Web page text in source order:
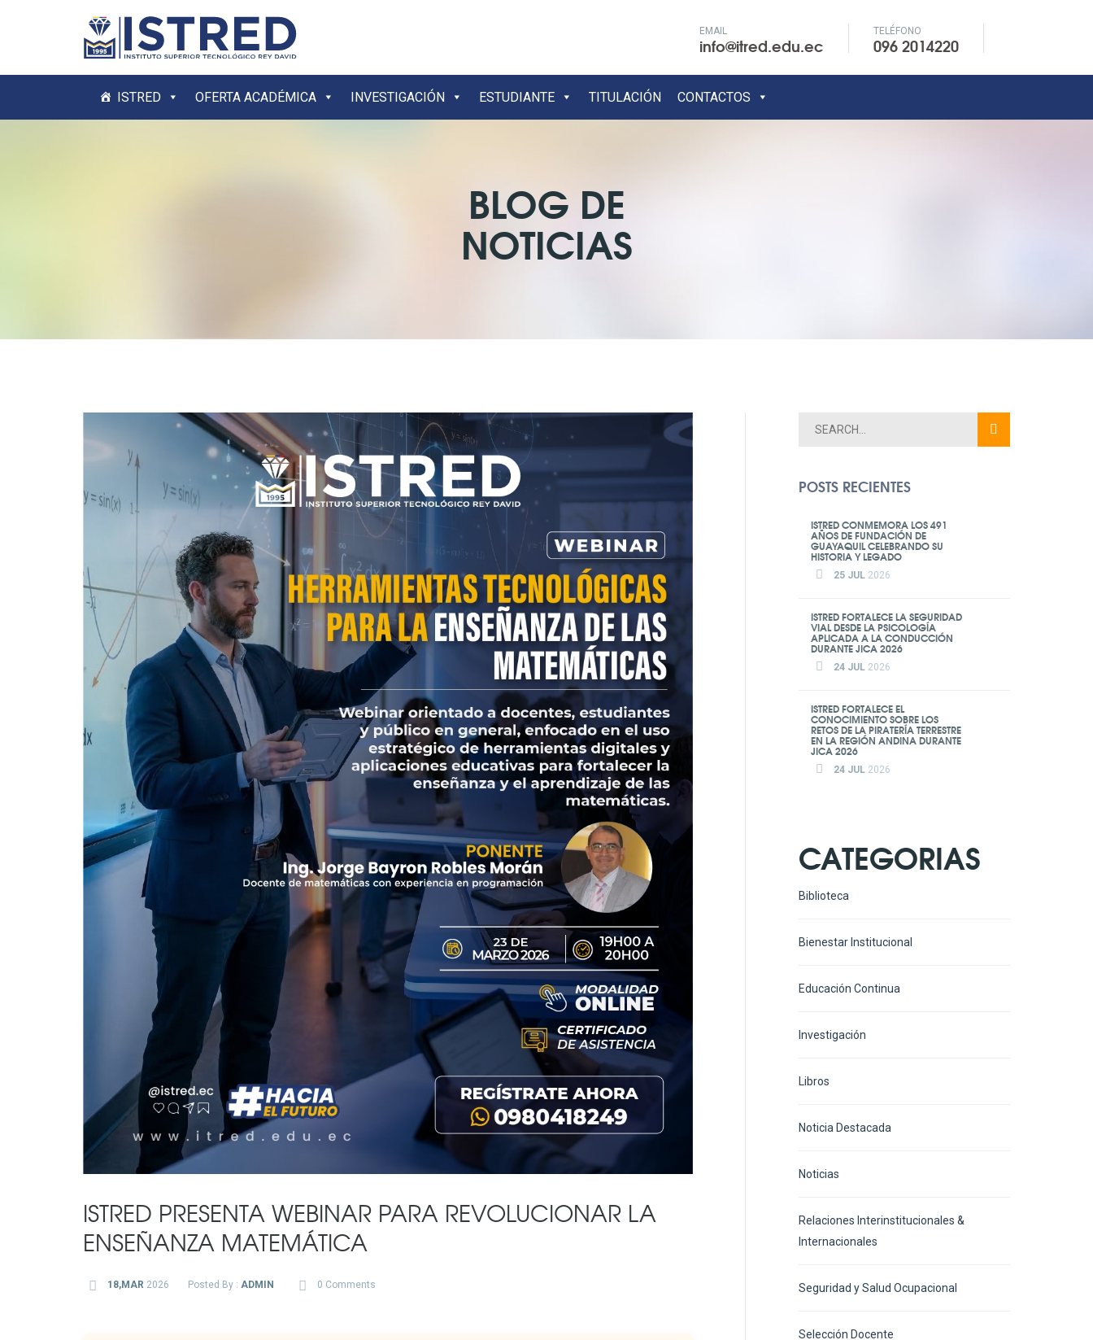
EMAIL
info@itred.edu.ec
TELÉFONO
096 2014220
ISTRED OFERTA ACADÉMICA INVESTIGACIÓN ESTUDIANTE TITULACIÓN CONTACTOS
BLOG DE
NOTICIAS
ISTRED PRESENTA WEBINAR PARA REVOLUCIONAR LA
ENSEÑANZA MATEMÁTICA
18,MAR 2026 Posted By : ADMIN 0 Comments
POSTS RECIENTES
ISTRED CONMEMORA LOS 491
AÑOS DE FUNDACIÓN DE
GUAYAQUIL CELEBRANDO SU
HISTORIA Y LEGADO
25 JUL 2026
ISTRED FORTALECE LA SEGURIDAD
VIAL DESDE LA PSICOLOGÍA
APLICADA A LA CONDUCCIÓN
DURANTE JICA 2026
24 JUL 2026
ISTRED FORTALECE EL
CONOCIMIENTO SOBRE LOS
RETOS DE LA PIRATERÍA TERRESTRE
EN LA REGIÓN ANDINA DURANTE
JICA 2026
24 JUL 2026
CATEGORIAS
Biblioteca
Bienestar Institucional
Educación Continua
Investigación
Libros
Noticia Destacada
Noticias
Relaciones Interinstitucionales &
Internacionales
Seguridad y Salud Ocupacional
Selección Docente